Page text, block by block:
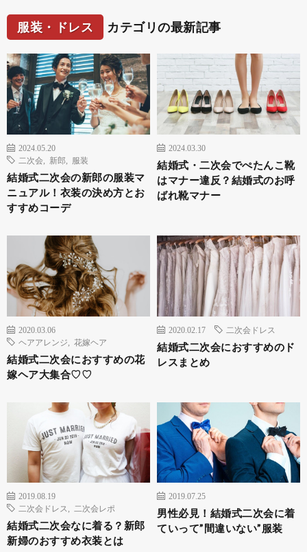
服装・ドレス カテゴリの最新記事
2024.05.20
二次会
新郎 服装
結婚式二次会の新郎の服装マ
ニュアル！衣装の決め方とお
すすめコーデ
2024.03.30
結婚式・二次会でぺたんこ靴
はマナー違反？結婚式のお呼
ばれ靴マナー
2020.03.06
ヘアアレンジ
花嫁ヘア
結婚式二次会におすすめの花
嫁ヘア大集合♡♡
2020.02.17 二次会ドレス
結婚式二次会におすすめのド
レスまとめ
2019.08.19
二次会ドレス
二次会レポ
結婚式二次会なに着る？新郎
新婦のおすすめ衣装とは
2019.07.25
男性必見！結婚式二次会に着
ていって”間違いない”服装